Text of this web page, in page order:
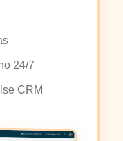
24/7
CRM